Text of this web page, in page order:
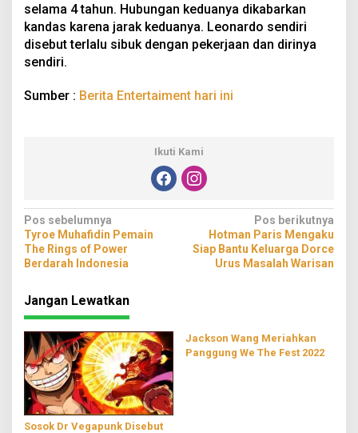
selama 4 tahun. Hubungan keduanya dikabarkan
kandas karena jarak keduanya. Leonardo sendiri
disebut terlalu sibuk dengan pekerjaan dan dirinya
sendiri.
Sumber : Berita Entertaiment hari ini
Ikuti Kami
Navigasi
pos
Pos sebelumnya
Tyroe Muhafidin Pemain
The Rings of Power
Berdarah Indonesia
Pos berikutnya
Hotman Paris Mengaku
Siap Bantu Keluarga Dorce
Urus Masalah Warisan
Jangan Lewatkan
Sosok Dr Vegapunk Disebut
Jackson Wang Meriahkan
Panggung We The Fest 2022